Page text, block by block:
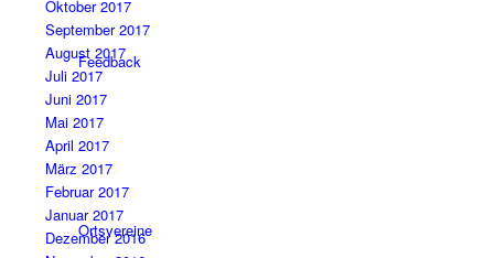
Feedback
Ortsvereine
Oktober 2017
September 2017
August 2017
Juli 2017
Juni 2017
Mai 2017
April 2017
März 2017
Februar 2017
Januar 2017
Dezember 2016